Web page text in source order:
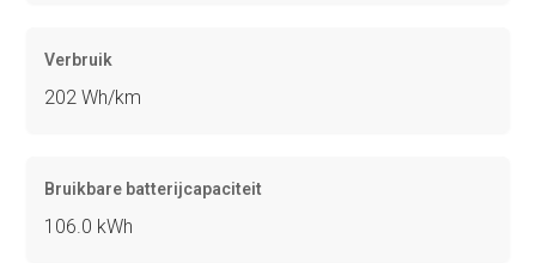
Verbruik
202 Wh/km
Bruikbare batterijcapaciteit
106.0 kWh